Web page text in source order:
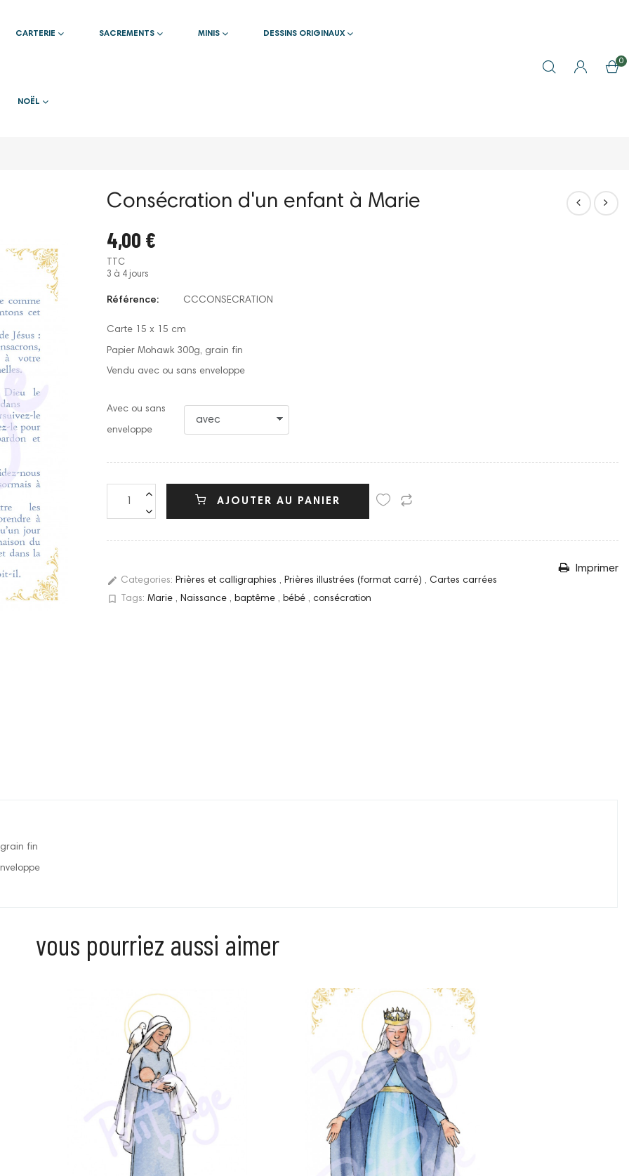
CARTERIE SACREMENTS MINIS DESSINS ORIGINAUX
NOËL
0
Consécration d'un enfant à Marie
4,00 €
TTC
3 à 4 jours
Référence: CCCONSECRATION
Carte 15 x 15 cm
Papier Mohawk 300g, grain fin
Vendu avec ou sans enveloppe
Avec ou sans
enveloppe
AJOUTER AU PANIER
Imprimer
edit Categories: Prières et calligraphies , Prières illustrées (format carré) , Cartes carrées
bookmark_border Tags: Marie , Naissance , baptême , bébé , consécration
fin
vous pourriez aussi aimer